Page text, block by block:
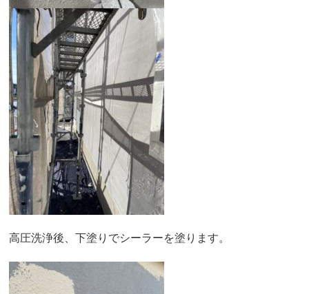
高圧洗浄後、下塗りでシーラーを塗ります。